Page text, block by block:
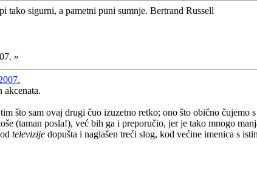
tako sigurni, a pametni puni sumnje. Bertrand Russell
»
akcenata.
tim što sam ovaj drugi čuo izuzetno retko; ono što obično čujemo
(taman posla!), već bih ga i preporučio, jer je tako mnogo
televizije dopušta i naglašen treći slog, kod većine imenica s